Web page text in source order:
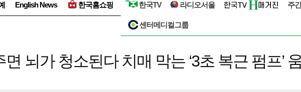
English News 한국홈쇼핑 한국TV 라디오서울 주
센터메디컬그룹
뇌가 청소된다 치매 막는 ‘3초 복근 펌프’